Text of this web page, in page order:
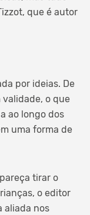
que é autor
por ideias. De
validade, o que
ao longo dos
uma forma de
tirar o
o editor
aliada nos